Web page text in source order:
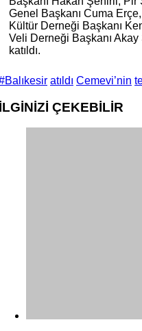
Genel Başkanı Cuma
Kültür Derneği Başkanı
Veli Derneği Başkanı
katıldı.
atıldı Cemevi’nin
ÇEKEBİLİR